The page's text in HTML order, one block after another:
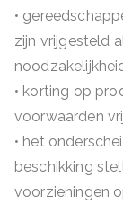
•
zijn vrijgesteld
• korting op
voorwaarden
• het
beschikking
voorzieningen